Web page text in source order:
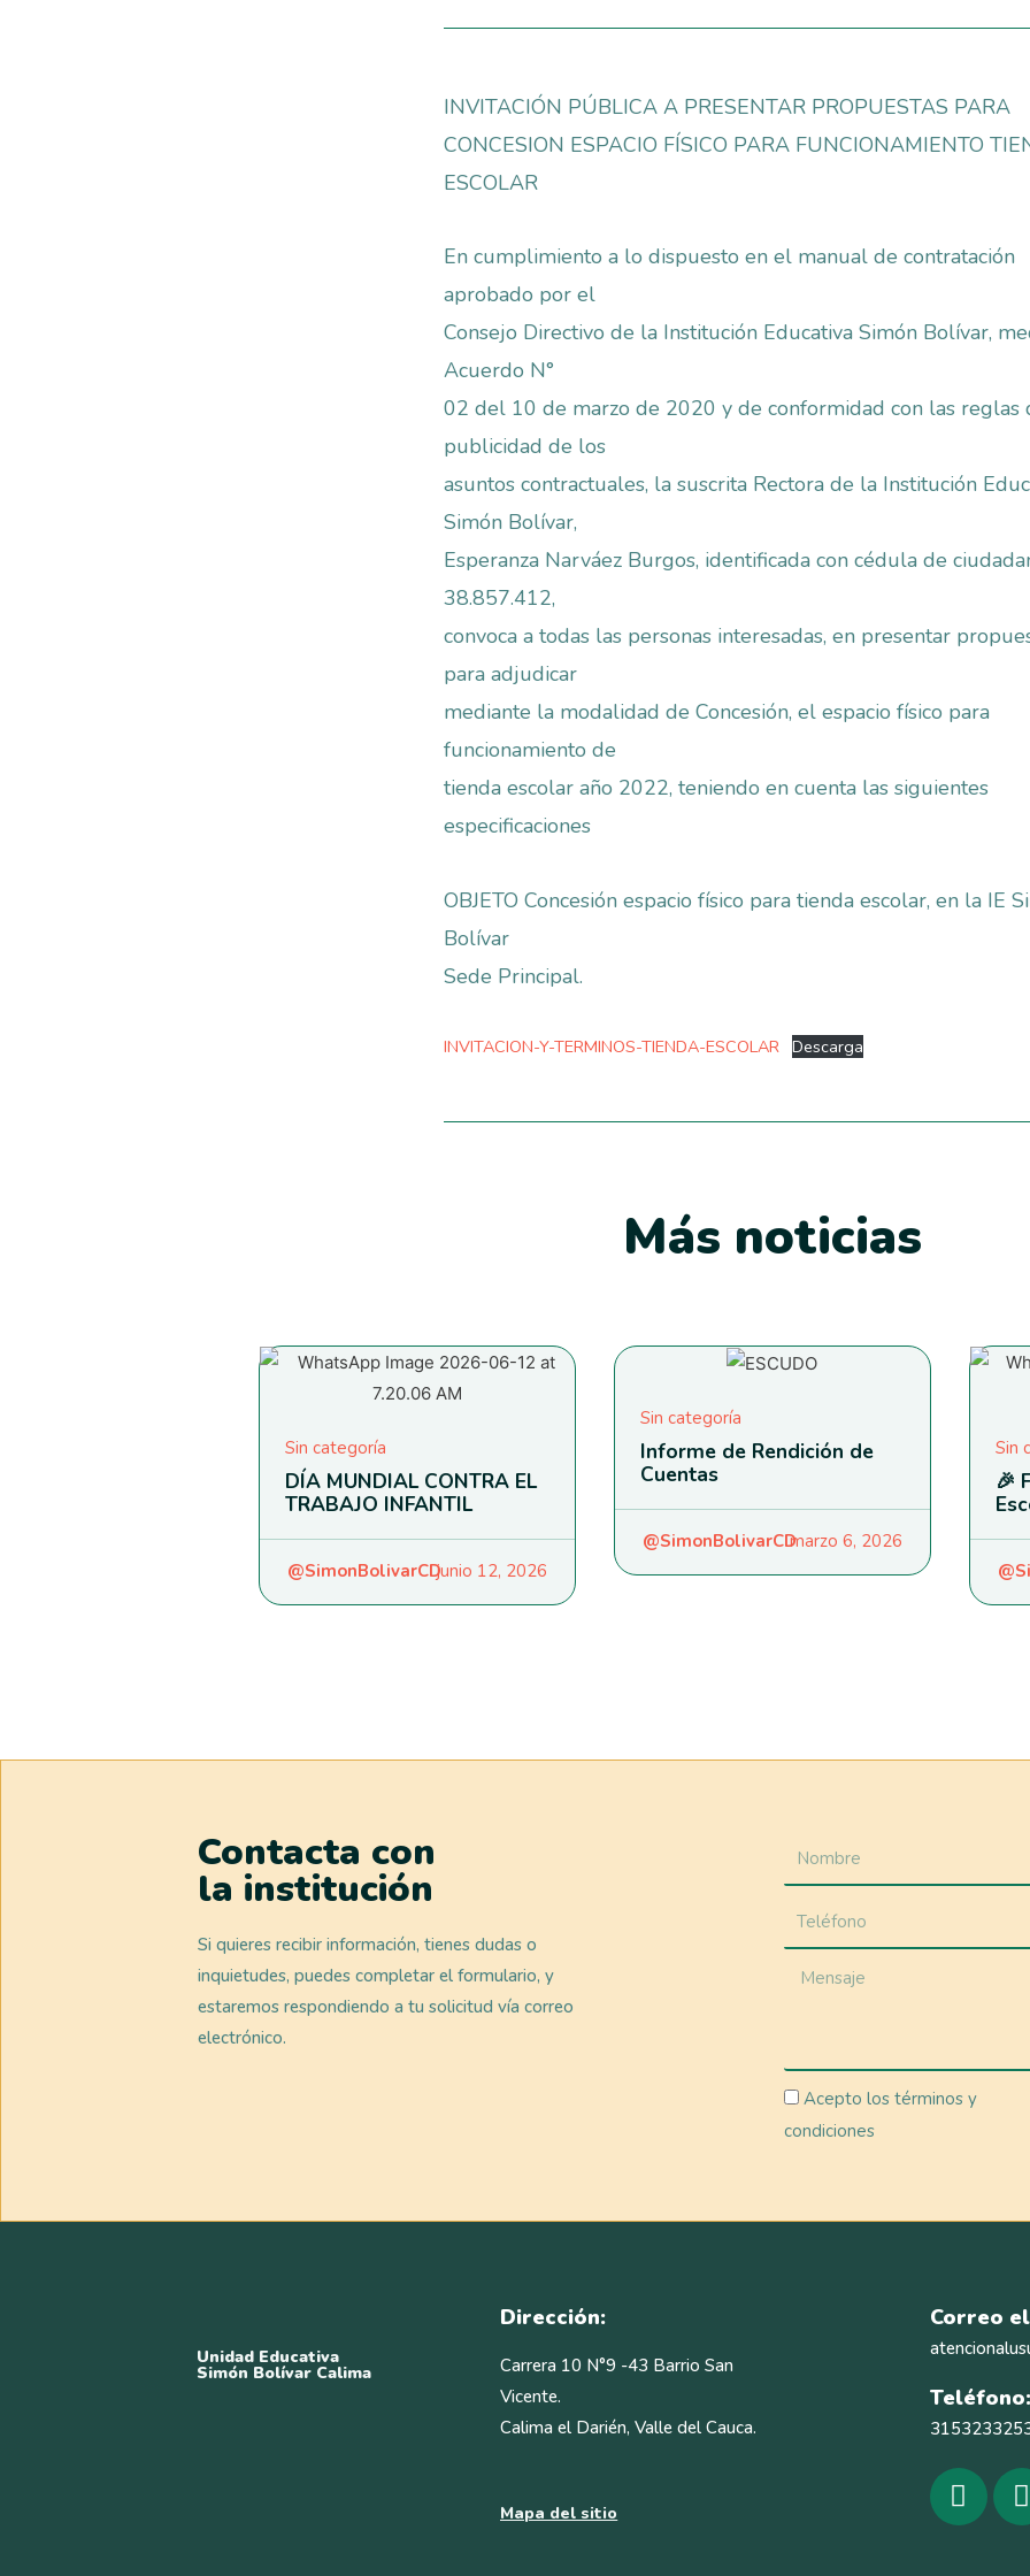
INVITACIÓN PÚBLICA A PRESENTAR PROPUESTAS PARA
CONCESION ESPACIO FÍSICO PARA FUNCIONAMIENTO
ESCOLAR
En cumplimiento a lo dispuesto en el manual de contratación
aprobado por el
Consejo Directivo de la Institución Educativa Simón Bolívar,
Acuerdo N°
02 del 10 de marzo de 2020 y de conformidad con las reglas
publicidad de los
asuntos contractuales, la suscrita Rectora de la Institución
Simón Bolívar,
Esperanza Narváez Burgos, identificada con cédula de
38.857.412,
convoca a todas las personas interesadas, en presentar
para adjudicar
mediante la modalidad de Concesión, el espacio físico para
funcionamiento de
tienda escolar año 2022, teniendo en cuenta las siguientes
especificaciones
OBJETO Concesión espacio físico para tienda escolar, en la IE
Bolívar
Sede Principal.
INVITACION-Y-TERMINOS-TIENDA-ESCOLAR Descarga
Más noticias
Sin categoría
DÍA MUNDIAL CONTRA EL
TRABAJO INFANTIL
@SimonBolivarCDjunio 12, 2026
Sin categoría
Informe de Rendición de
Cuentas
@SimonBolivarCDmarzo 6, 2026
Sin
🎉
Contacta con
la institución
Si quieres recibir información, tienes dudas o
inquietudes, puedes completar el formulario, y
estaremos respondiendo a tu solicitud vía correo
electrónico.
Acepto los términos y
condiciones
Unidad Educativa
Simón Bolívar Calima
Dirección:
Carrera 10 N°9 -43 Barrio San
Vicente.
Calima el Darién, Valle del Cauca.
Mapa del sitio
Correo
Teléfono: